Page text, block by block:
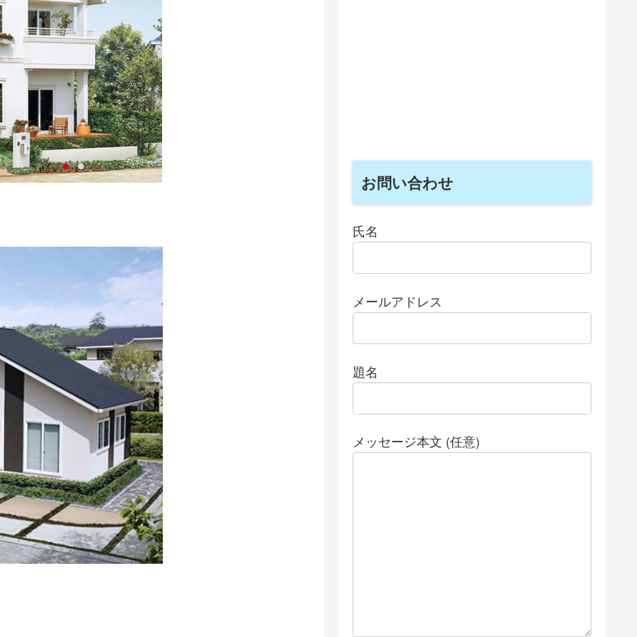
お問い合わせ
氏名
メールアドレス
題名
メッセージ本文 (任意)